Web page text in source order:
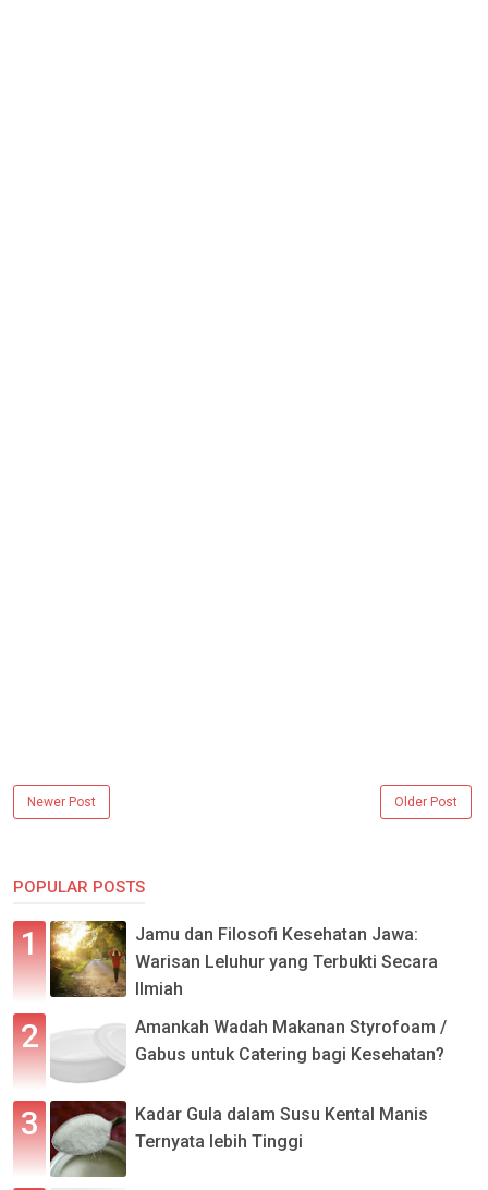
Newer Post Older Post
POPULAR POSTS
Jamu dan Filosofi Kesehatan Jawa:
Warisan Leluhur yang Terbukti Secara
Ilmiah
Amankah Wadah Makanan Styrofoam /
Gabus untuk Catering bagi Kesehatan?
Kadar Gula dalam Susu Kental Manis
Ternyata lebih Tinggi